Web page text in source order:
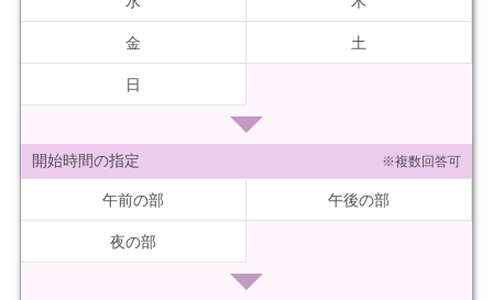
金 土
日
開始時間の指定 ※複数回答可
午前の部 午後の部
夜の部